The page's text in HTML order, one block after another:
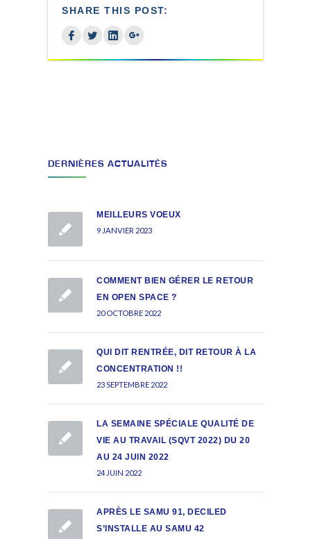
SHARE THIS POST:
DERNIÈRES ACTUALITÉS
MEILLEURS VOEUX
9 JANVIER 2023
COMMENT BIEN GÉRER LE RETOUR
EN OPEN SPACE ?
20 OCTOBRE 2022
QUI DIT RENTRÉE, DIT RETOUR À LA
CONCENTRATION !!
23 SEPTEMBRE 2022
LA SEMAINE SPÉCIALE QUALITÉ DE
VIE AU TRAVAIL (SQVT 2022) DU 20
AU 24 JUIN 2022
24 JUIN 2022
APRÈS LE SAMU 91, DECILED
S’INSTALLE AU SAMU 42